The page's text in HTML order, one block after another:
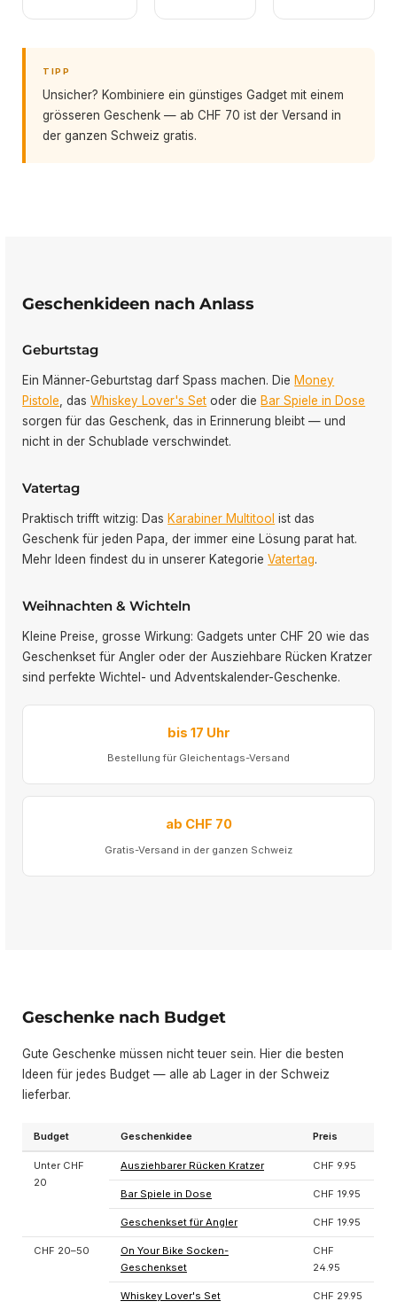
TIPP
Unsicher? Kombiniere ein günstiges Gadget mit einem
grösseren Geschenk — ab CHF 70 ist der Versand in
der ganzen Schweiz gratis.
Geschenkideen nach Anlass
Geburtstag
Ein Männer-Geburtstag darf Spass machen. Die Money
Pistole , dasWhiskey Lover's Set oder die Bar Spiele in Dose
sorgen für das Geschenk, das in Erinnerung bleibt — und
nicht in der Schublade verschwindet.
Vatertag
Praktisch trifft witzig: Das Karabiner Multitool ist das
Geschenk für jeden Papa, der immer eine Lösung parat hat.
Mehr Ideen findest du in unserer KategorieVatertag.
Weihnachten & Wichteln
Kleine Preise, grosse Wirkung: Gadgets unter CHF 20 wie das
Geschenkset für Angler oder der Ausziehbare Rücken Kratzer
sind perfekte Wichtel- und Adventskalender-Geschenke.
bis 17 Uhr
Bestellung für Gleichentags-Versand
ab CHF 70
Gratis-Versand in der ganzen Schweiz
Geschenke nach Budget
Gute Geschenke müssen nicht teuer sein. Hier die besten
Ideen für jedes Budget — alle ab Lager in der Schweiz
lieferbar.
Budget Geschenkidee Preis
Unter CHF
20
Ausziehbarer Rücken Kratzer CHF 9.95
Bar Spiele in Dose CHF 19.95
Geschenkset für Angler CHF 19.95
CHF 20–50
On Your Bike Socken-
Geschenkset
CHF
24.95
Whiskey Lover's Set CHF 29.95